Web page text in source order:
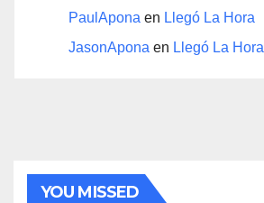
PaulApona en Llegó La Hora
JasonApona en Llegó La Hora
YOU MISSED